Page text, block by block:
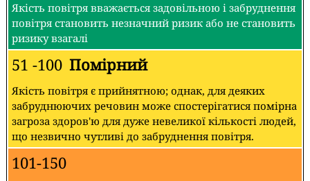
Якість повітря вважається задовільною і забруднення
повітря становить незначний ризик або не становить
ризику взагалі
51 -100 Помірний
Якість повітря є прийнятною; однак, для деяких
забруднюючих речовин може спостерігатися помірна
загроза здоров'ю для дуже невеликої кількості людей,
що незвично чутливі до забруднення повітря.
101-150